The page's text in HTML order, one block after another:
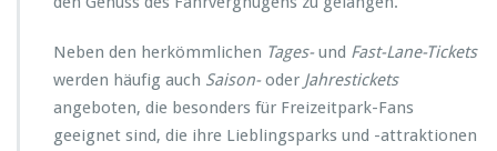
Neben den herkömmlichen Tages-und Fast-Lane-Tickets
werden häufig auch Saison-oder Jahrestickets
angeboten, die besonders für Freizeitpark-Fans
geeignet sind, die ihre Lieblingsparks und -attraktionen